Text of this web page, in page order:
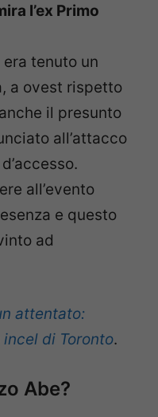
l’ex Primo
tenuto un
a ovest rispetto
il presunto
all’attacco
all’evento
e questo
ad
attentato:
di Toronto.
Abe?